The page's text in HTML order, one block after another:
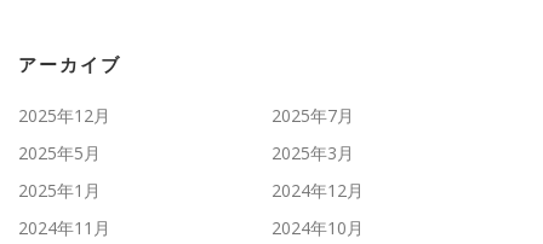
アーカイブ
2025年12月
2025年7月
2025年5月
2025年3月
2025年1月
2024年12月
2024年11月
2024年10月